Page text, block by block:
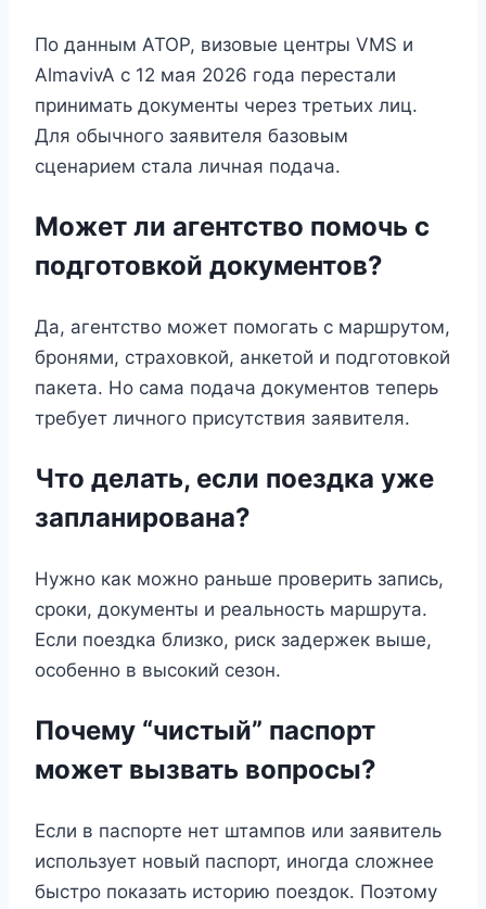
По данным АТОР, визовые центры VMS и
AlmavivA с 12 мая 2026 года перестали
принимать документы через третьих лиц.
Для обычного заявителя базовым
сценарием стала личная подача.
Может ли агентство помочь с
подготовкой документов?
Да, агентство может помогать с маршрутом,
бронями, страховкой, анкетой и подготовкой
пакета. Но сама подача документов теперь
требует личного присутствия заявителя.
Что делать, если поездка уже
запланирована?
Нужно как можно раньше проверить запись,
сроки, документы и реальность маршрута.
Если поездка близко, риск задержек выше,
особенно в высокий сезон.
Почему “чистый” паспорт
может вызвать вопросы?
Если в паспорте нет штампов или заявитель
использует новый паспорт, иногда сложнее
быстро показать историю поездок. Поэтому